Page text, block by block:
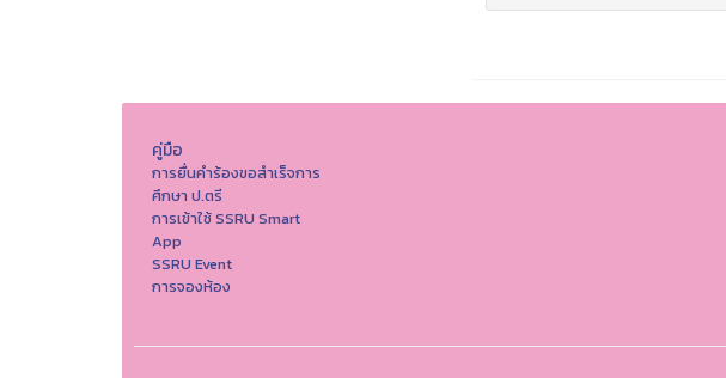
คู่มือ
การยื่นคำร้องขอสำเร็จการ
ศึกษา ป.ตรี
การเข้าใช้ SSRU Smart
App
SSRU Event
การจองห้อง